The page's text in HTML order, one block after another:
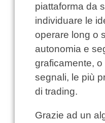
piattaforma da
individuare le
operare long o
autonomia e
graficamente,
segnali, le più
di trading.
Grazie ad un